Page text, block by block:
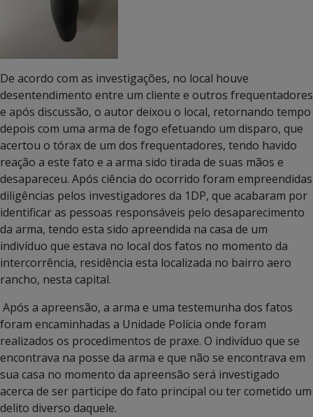
De acordo com as investigações, no local houve
desentendimento entre um cliente e outros frequentadores
e após discussão, o autor deixou o local, retornando tempo
depois com uma arma de fogo efetuando um disparo, que
acertou o tórax de um dos frequentadores, tendo havido
reação a este fato e a arma sido tirada de suas mãos e
desapareceu. Após ciência do ocorrido foram empreendidas
diligências pelos investigadores da 1DP, que acabaram por
identificar as pessoas responsáveis pelo desaparecimento
da arma, tendo esta sido apreendida na casa de um
indivíduo que estava no local dos fatos no momento da
intercorrência, residência esta localizada no bairro aero
rancho, nesta capital.
Após a apreensão, a arma e uma testemunha dos fatos
foram encaminhadas a Unidade Polícia onde foram
realizados os procedimentos de praxe. O indivíduo que se
encontrava na posse da arma e que não se encontrava em
sua casa no momento da apreensão será investigado
acerca de ser participe do fato principal ou ter cometido um
delito diverso daquele.